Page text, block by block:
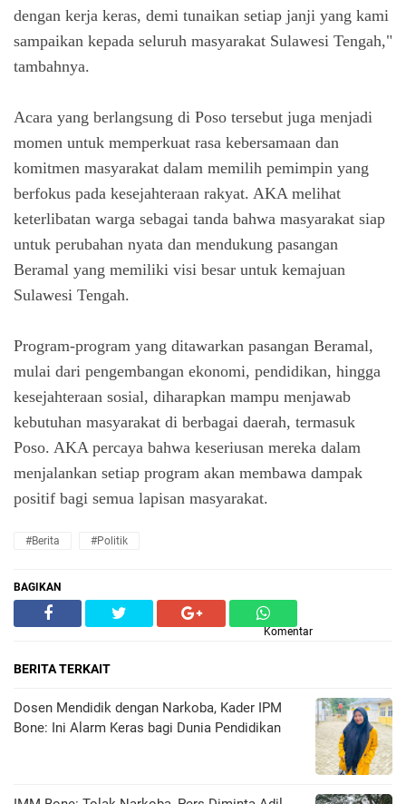
dengan kerja keras, demi tunaikan setiap janji yang kami
sampaikan kepada seluruh masyarakat Sulawesi Tengah,"
tambahnya.
Acara yang berlangsung di Poso tersebut juga menjadi
momen untuk memperkuat rasa kebersamaan dan
komitmen masyarakat dalam memilih pemimpin yang
berfokus pada kesejahteraan rakyat. AKA melihat
keterlibatan warga sebagai tanda bahwa masyarakat siap
untuk perubahan nyata dan mendukung pasangan
Beramal yang memiliki visi besar untuk kemajuan
Sulawesi Tengah.
Program-program yang ditawarkan pasangan Beramal,
mulai dari pengembangan ekonomi, pendidikan, hingga
kesejahteraan sosial, diharapkan mampu menjawab
kebutuhan masyarakat di berbagai daerah, termasuk
Poso. AKA percaya bahwa keseriusan mereka dalam
menjalankan setiap program akan membawa dampak
positif bagi semua lapisan masyarakat.
#Berita #Politik
BAGIKAN
Komentar
BERITA TERKAIT
Dosen Mendidik dengan Narkoba, Kader IPM
Bone: Ini Alarm Keras bagi Dunia Pendidikan